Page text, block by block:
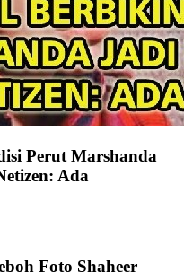
Perut Marshanda
Ada
Foto Shaheer